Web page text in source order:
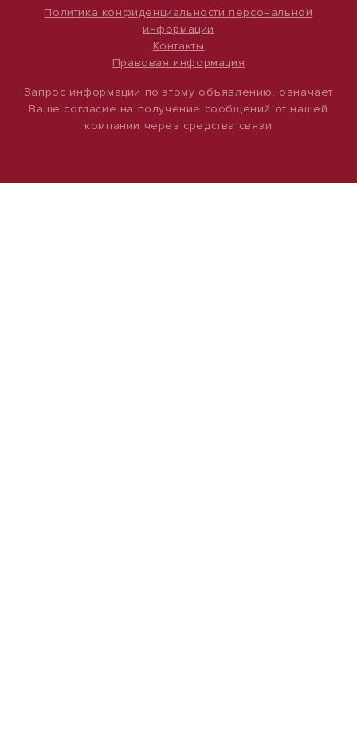
Политика конфиденциальности персональной
информации
Контакты
Правовая информация
Запрос информации по этому объявлению, означает
Ваше согласие на получение сообщений от нашей
компании через средства связи